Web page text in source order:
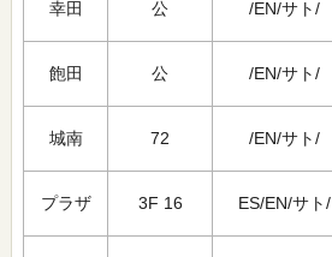
幸田 公 /EN/サト/
飽田 公 /EN/サト/
城南 72 /EN/サト/
プラザ 3F 16 ES/EN/サト/